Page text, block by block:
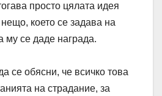
просто цялата идея
което се задава на
му се даде награда.
се обясни, че всичко това
на страдание, за